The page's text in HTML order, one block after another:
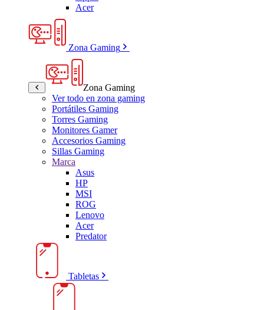
Acer
Zona Gaming
Zona Gaming
Ver todo en zona gaming
Portátiles Gaming
Torres Gaming
Monitores Gamer
Accesorios Gaming
Sillas Gaming
Marca
Asus
HP
MSI
ROG
Lenovo
Acer
Predator
Tabletas